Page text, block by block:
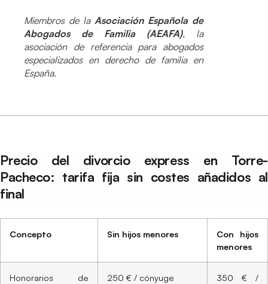
Miembros de la Asociación Española de
Abogados de Familia (AEAFA), la
asociación de referencia para abogados
especializados en derecho de familia en
España.
Precio del divorcio express en Torre-
Pacheco: tarifa fija sin costes añadidos al
final
Concepto Sin hijos menores
Con hijos
menores
Honorarios de
250 € / cónyuge
350 € /